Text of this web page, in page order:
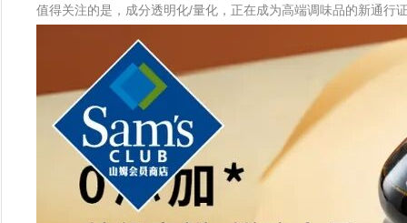
值得关注的是，成分透明化/量化，正在成为高端调味品的新通行